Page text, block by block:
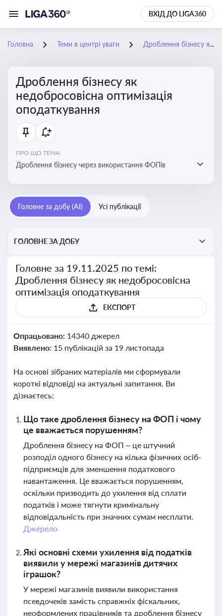
ВХІД ДО LIGA360
Головна Теми в центрі уваги Дроблення бізнесу як недобросовісна оптимізація оподаткування
Дроблення бізнесу як
недобросовісна оптимізація
оподаткування
ПРО ЩО ТЕМА:
Дроблення бізнесу через використання ФОПів
Головне за добу (AI) Усі публікації
ГОЛОВНЕ ЗА ДОБУ
Головне за 19.11.2025 по темі:
Дроблення бізнесу як недобросовісна
оптимізація оподаткування
ЕКСПОРТ
Опрацьовано: 14340 джерел
Виявлено: 15 публікацій за 19 листопада
На основі зібраних матеріалів ми сформували
короткі відповіді на актуальні запитання. Ви
дізнаєтесь:
Що таке дроблення бізнесу на ФОП і чому
це вважається порушенням?
Дроблення бізнесу на ФОП – це штучний
розподіл одного бізнесу на кілька фізичних осіб-
підприємців для зменшення податкового
навантаження. Це вважається порушенням,
оскільки призводить до ухилення від сплати
податків і може тягнути кримінальну
відповідальність при значних сумам несплати.
Джерело
Які основні схеми ухилення від податків
виявили у мережі магазинів дитячих
іграшок?
У мережі магазинів виявили використання
псевдочеків замість справжніх фіскальних,
неоформлених працівників та дроблення бізнесу